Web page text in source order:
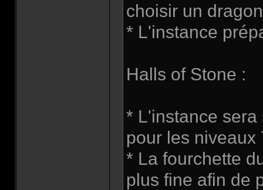
choisir un
* L'instance
Halls of Stone :
* L'instance
pour les niveaux
* La fourchette
plus fine afin de